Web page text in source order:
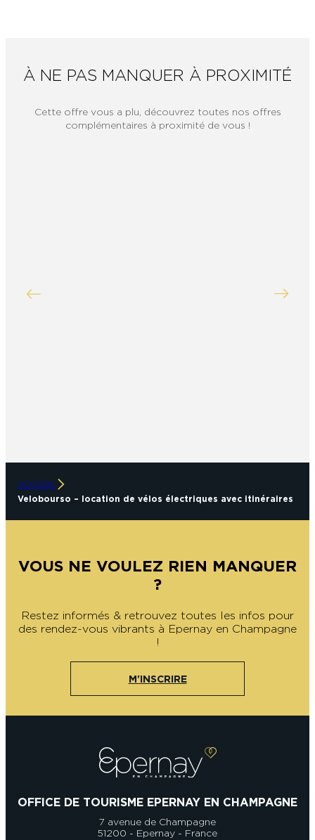
À NE PAS MANQUER À PROXIMITÉ
Cette offre vous a plu, découvrez toutes nos offres
complémentaires à proximité de vous !
ACCUEIL
Velobourso – location de vélos électriques avec itinéraires
VOUS NE VOULEZ RIEN MANQUER
?
Restez informés & retrouvez toutes les infos pour
des rendez-vous vibrants à Epernay en Champagne
!
M'INSCRIRE
OFFICE DE TOURISME EPERNAY EN CHAMPAGNE
7 avenue de Champagne
51200 - Epernay - France